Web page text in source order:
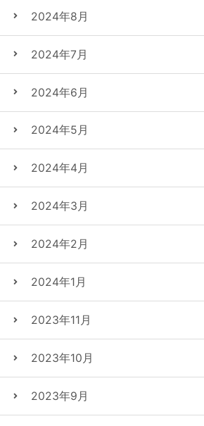
2024年8月
2024年7月
2024年6月
2024年5月
2024年4月
2024年3月
2024年2月
2024年1月
2023年11月
2023年10月
2023年9月